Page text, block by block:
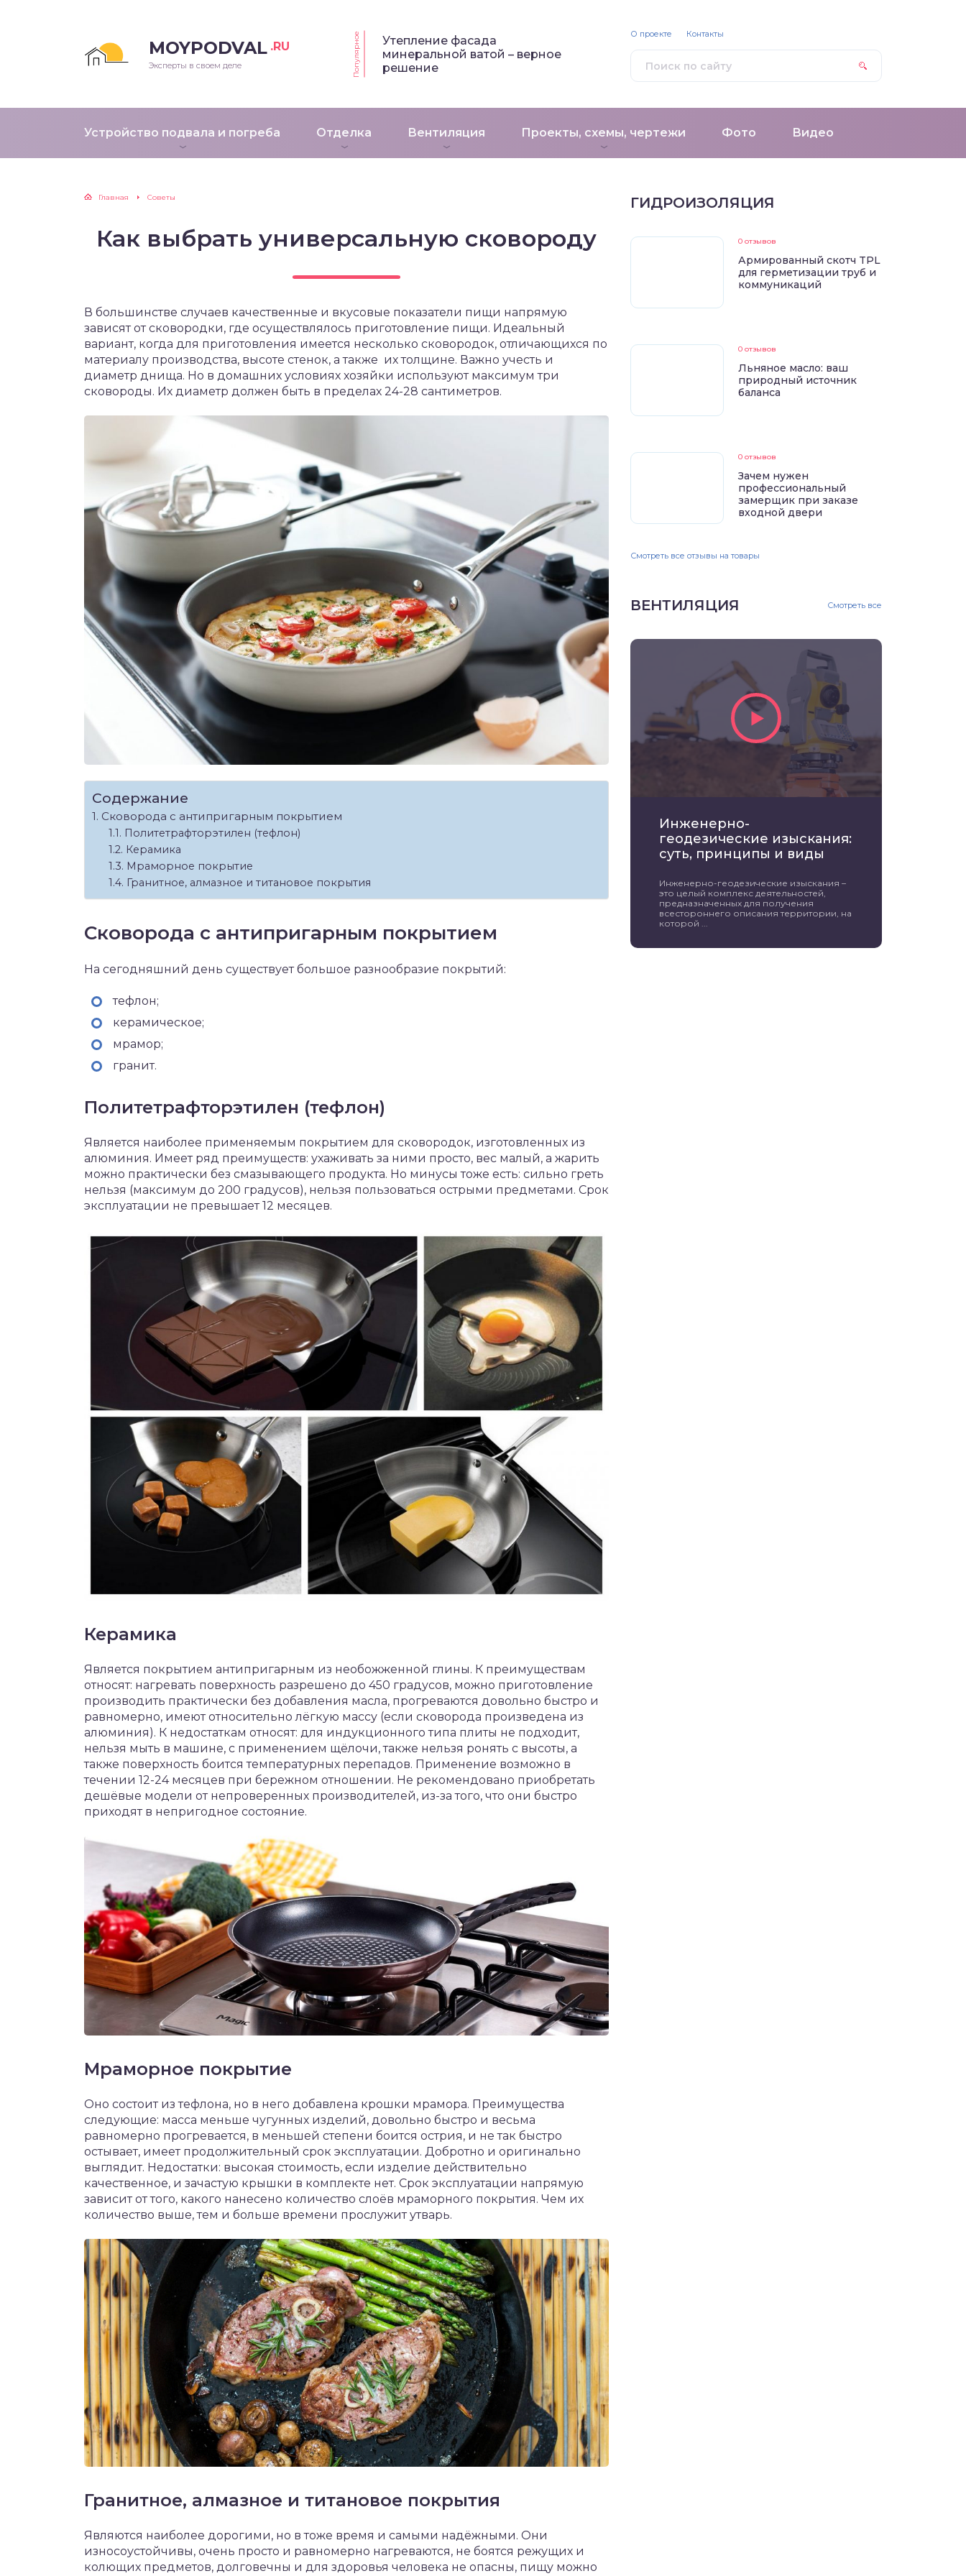
MOYPODVAL .RU
Эксперты в своем деле Популярное
Утепление фасада
минеральной ватой – верное
решение
Устройство подвала и погреба Отделка Вентиляция Проекты, схемы, чертежи Фото Видео
О проекте Контакты
Главная Советы
Как выбрать универсальную сковороду
В большинстве случаев качественные и вкусовые показатели пищи напрямую
зависят от сковородки, где осуществлялось приготовление пищи. Идеальный
вариант, когда для приготовления имеется несколько сковородок, отличающихся по
материалу производства, высоте стенок, а также их толщине. Важно учесть и
диаметр днища. Но в домашних условиях хозяйки используют максимум три
сковороды. Их диаметр должен быть в пределах 24-28 сантиметров.
Содержание
Сковорода с антипригарным покрытием
Политетрафторэтилен (тефлон)
Керамика
Мраморное покрытие
Гранитное, алмазное и титановое покрытия
Сковорода с антипригарным покрытием
На сегодняшний день существует большое разнообразие покрытий:
тефлон;
керамическое;
мрамор;
гранит.
Политетрафторэтилен (тефлон)
Является наиболее применяемым покрытием для сковородок, изготовленных из
алюминия. Имеет ряд преимуществ: ухаживать за ними просто, вес малый, а жарить
можно практически без смазывающего продукта. Но минусы тоже есть: сильно греть
нельзя (максимум до 200 градусов), нельзя пользоваться острыми предметами. Срок
эксплуатации не превышает 12 месяцев.
Керамика
Является покрытием антипригарным из необожженной глины. К преимуществам
относят: нагревать поверхность разрешено до 450 градусов, можно приготовление
производить практически без добавления масла, прогреваются довольно быстро и
равномерно, имеют относительно лёгкую массу (если сковорода произведена из
алюминия). К недостаткам относят: для индукционного типа плиты не подходит,
нельзя мыть в машине, с применением щёлочи, также нельзя ронять с высоты, а
также поверхность боится температурных перепадов. Применение возможно в
течении 12-24 месяцев при бережном отношении. Не рекомендовано приобретать
дешёвые модели от непроверенных производителей, из-за того, что они быстро
приходят в непригодное состояние.
Мраморное покрытие
Оно состоит из тефлона, но в него добавлена крошки мрамора. Преимущества
следующие: масса меньше чугунных изделий, довольно быстро и весьма
равномерно прогревается, в меньшей степени боится острия, и не так быстро
остывает, имеет продолжительный срок эксплуатации. Добротно и оригинально
выглядит. Недостатки: высокая стоимость, если изделие действительно
качественное, и зачастую крышки в комплекте нет. Срок эксплуатации напрямую
зависит от того, какого нанесено количество слоёв мраморного покрытия. Чем их
количество выше, тем и больше времени прослужит утварь.
Гранитное, алмазное и титановое покрытия
Являются наиболее дорогими, но в тоже время и самыми надёжными. Они
износоустойчивы, очень просто и равномерно нагреваются, не боятся режущих и
колющих предметов, долговечны и для здоровья человека не опасны, пищу можно
ГИДРОИЗОЛЯЦИЯ
0 отзывов
Армированный скотч TPL
для герметизации труб и
коммуникаций
0 отзывов
Льняное масло: ваш
природный источник
баланса
0 отзывов
Зачем нужен
профессиональный
замерщик при заказе
входной двери
Смотреть все отзывы на товары
ВЕНТИЛЯЦИЯ Смотреть все
Инженерно-
геодезические изыскания:
суть, принципы и виды
Инженерно-геодезические изыскания –
это целый комплекс деятельностей,
предназначенных для получения
всестороннего описания территории, на
которой ...